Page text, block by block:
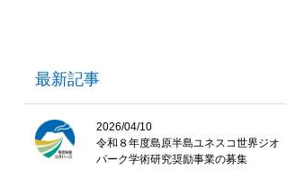
最新記事
2026/04/10
令和８年度島原半島ユネスコ世界ジオ
パーク学術研究奨励事業の募集